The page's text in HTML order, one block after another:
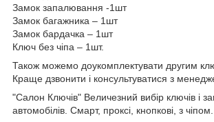
Замок запалювання -1шт
Замок багажника – 1шт
Замок бардачка – 1шт
Ключ без чіпа – 1шт.
Також можемо доукомплектувати другим
Краще дзвонити і консультуватися з
"Салон Ключів" Величезний вибір ключів і
автомобілів. Смарт, проксі, кнопкові, з